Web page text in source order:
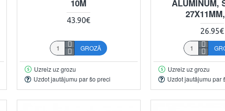
10M
43.90€
GROZĀ
Uzreiz uz grozu
Uzdot jautājumu par šo preci
ALUMINUM,
26.95€
Uzreiz uz grozu
Uzdot jautājumu par